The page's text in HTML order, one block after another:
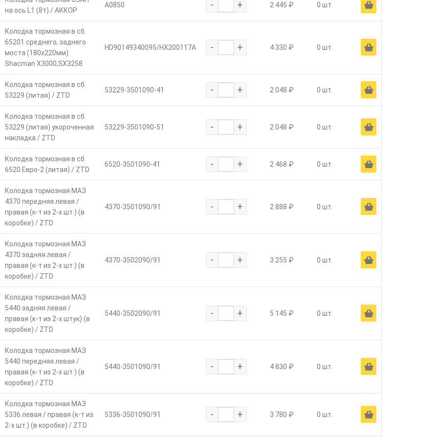
на ось L1 (8т) / АККОР
А0850 - + 2 445 ₽ 0 шт. Ä
Колодка тормозная в сб.
65201 среднего, заднего
моста (180х220мм)
Shacman X3000,SX3258
HD90149340095/HX200117A - + 4 330 ₽ 0 шт. Ä
Колодка тормозная в сб.
53229 (литая) / ZTD
53229-3501090-41 - + 2 048 ₽ 0 шт. Ä
Колодка тормозная в сб.
53229 (литая) укороченная
накладка / ZTD
53229-3501090-51 - + 2 048 ₽ 0 шт. Ä
Колодка тормозная в сб.
6520 Евро-2 (литая) / ZTD
6520-3501090-41 - + 2 468 ₽ 0 шт. Ä
Колодка тормозная МАЗ
4370 передняя левая /
правая (к-т из 2-х шт.) (в
коробке) / ZTD
4370-3501090/91 - + 2 888 ₽ 0 шт. Ä
Колодка тормозная МАЗ
4370 задняя левая /
правая (к-т из 2-х шт.) (в
коробке) / ZTD
4370-3502090/91 - + 3 255 ₽ 0 шт. Ä
Колодка тормозная МАЗ
5440 задняя левая /
правая (к-т из 2-х штук) (в
коробке) / ZTD
5440-3502090/91 - + 5 145 ₽ 0 шт. Ä
Колодка тормозная МАЗ
5440 передняя левая /
правая (к-т из 2-х шт.) (в
коробке) / ZTD
5440-3501090/91 - + 4 830 ₽ 0 шт. Ä
Колодка тормозная МАЗ
5336 левая / правая (к-т из
2-х шт.) (в коробке) / ZTD
5336-3501090/91 - + 3 780 ₽ 0 шт. Ä